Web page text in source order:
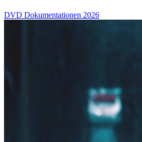
DVD Dokumentationen 2026